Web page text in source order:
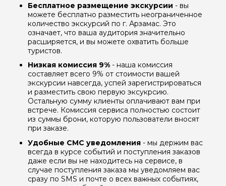
Бесплатное размещение экскурсии - вы
можете бесплатно разместить неограниченное
количество экскурсий по г. Арзамас. Это
означает, что ваша аудитория значительно
расширяется, и вы можете охватить больше
туристов.
Низкая комиссия 9% - наша комиссия
составляет всего 9% от стоимости вашей
экскурсии навсегда, успей зарегистрироваться
и разместить свою первую эксукрсию.
Остальную сумму клиенты оплачивают вам при
встрече. Комиссия сервиса полностью состоит
из суммы брони, которую пользователи вносят
при заказе.
Удобные СМС уведомления - мы держим вас
всегда в курсе событий и поступления заказов
даже если вы не находитесь на сервисе, в
случае поступления заказа мы уведомляем вас
сразу по SMS и почте о всех важных событиях,